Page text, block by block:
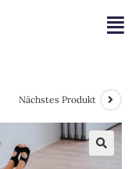
Nächstes Produkt